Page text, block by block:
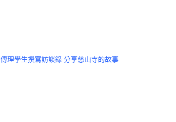
傳理學生撰寫訪談錄 分享慈山寺的故事